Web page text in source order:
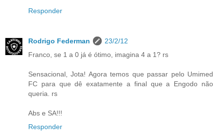
Responder
Rodrigo Federman
23/2/12
Franco, se 1 a 0 já é ótimo, imagina 4 a 1? rs
Sensacional, Jota! Agora temos que passar pelo Umimed
FC para que dê exatamente a final que a Engodo não
queria. rs
Abs e SA!!!
Responder